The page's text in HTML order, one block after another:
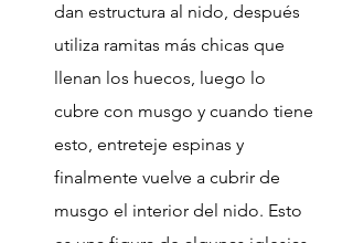
dan estructura al nido, después
utiliza ramitas más chicas que
llenan los huecos, luego lo
cubre con musgo y cuando tiene
esto, entreteje espinas y
finalmente vuelve a cubrir de
musgo el interior del nido. Esto